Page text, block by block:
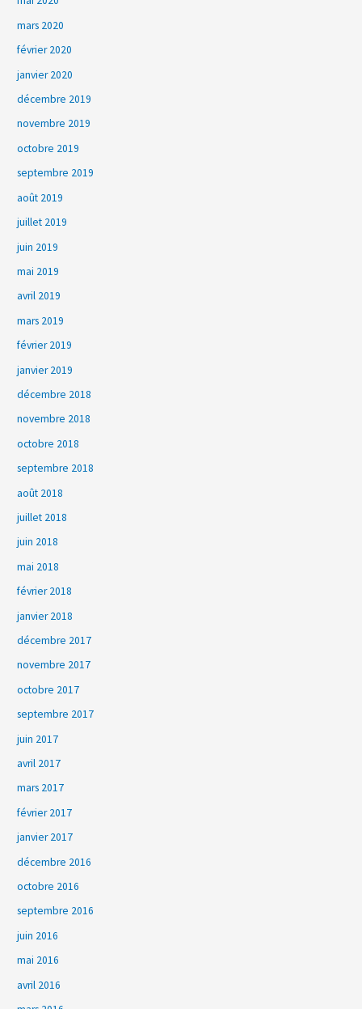
mars 2020
février 2020
janvier 2020
décembre 2019
novembre 2019
octobre 2019
septembre 2019
août 2019
juillet 2019
juin 2019
mai 2019
avril 2019
mars 2019
février 2019
janvier 2019
décembre 2018
novembre 2018
octobre 2018
septembre 2018
août 2018
juillet 2018
juin 2018
mai 2018
février 2018
janvier 2018
décembre 2017
novembre 2017
octobre 2017
septembre 2017
juin 2017
avril 2017
mars 2017
février 2017
janvier 2017
décembre 2016
octobre 2016
septembre 2016
juin 2016
mai 2016
avril 2016